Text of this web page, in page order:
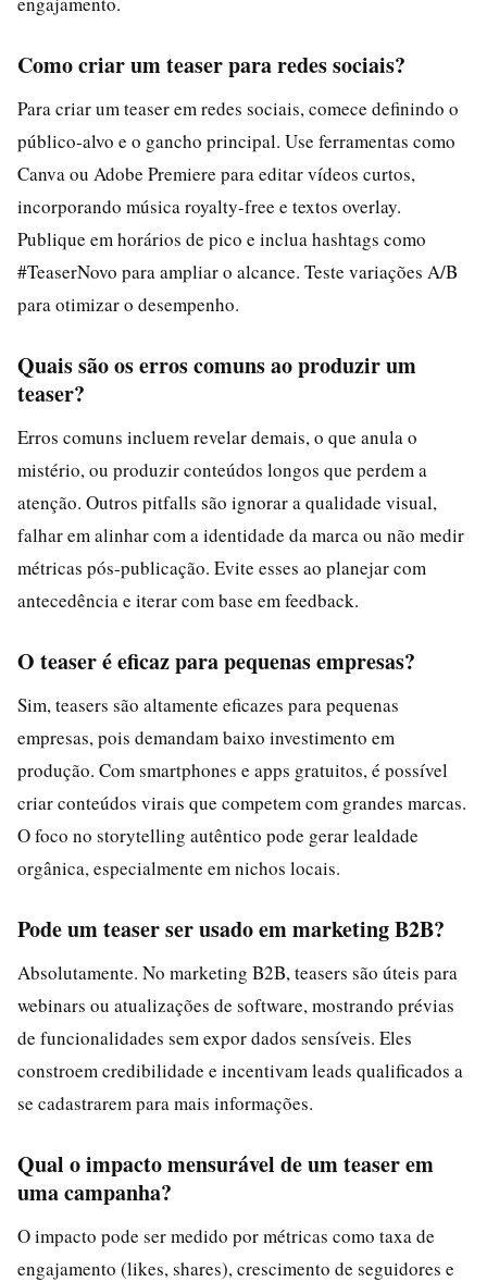
Como criar um teaser para redes sociais?
Para criar um teaser em redes sociais, comece definindo o
público-alvo e o gancho principal. Use ferramentas como
Canva ou Adobe Premiere para editar vídeos curtos,
incorporando música royalty-free e textos overlay.
Publique em horários de pico e inclua hashtags como
#TeaserNovo para ampliar o alcance. Teste variações A/B
para otimizar o desempenho.
Quais são os erros comuns ao produzir um
teaser?
Erros comuns incluem revelar demais, o que anula o
mistério, ou produzir conteúdos longos que perdem a
atenção. Outros pitfalls são ignorar a qualidade visual,
falhar em alinhar com a identidade da marca ou não medir
métricas pós-publicação. Evite esses ao planejar com
antecedência e iterar com base em feedback.
O teaser é eficaz para pequenas empresas?
Sim, teasers são altamente eficazes para pequenas
empresas, pois demandam baixo investimento em
produção. Com smartphones e apps gratuitos, é possível
criar conteúdos virais que competem com grandes marcas.
O foco no storytelling autêntico pode gerar lealdade
orgânica, especialmente em nichos locais.
Pode um teaser ser usado em marketing B2B?
Absolutamente. No marketing B2B, teasers são úteis para
webinars ou atualizações de software, mostrando prévias
de funcionalidades sem expor dados sensíveis. Eles
constroem credibilidade e incentivam leads qualificados a
se cadastrarem para mais informações.
Qual o impacto mensurável de um teaser em
uma campanha?
O impacto pode ser medido por métricas como taxa de
engajamento (likes, shares), crescimento de seguidores e